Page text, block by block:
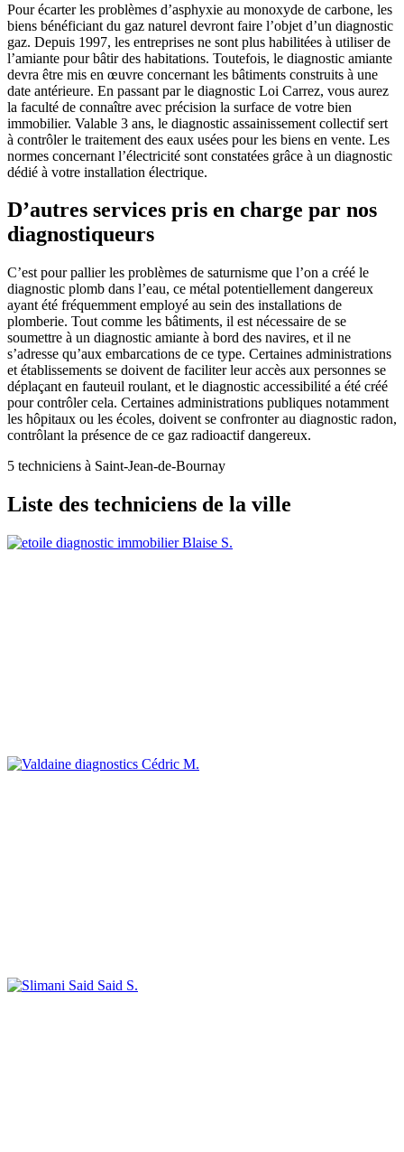
Pour écarter les problèmes d’asphyxie au monoxyde de carbone, les
biens bénéficiant du gaz naturel devront faire l’objet d’un diagnostic
gaz. Depuis 1997, les entreprises ne sont plus habilitées à utiliser de
l’amiante pour bâtir des habitations. Toutefois, le diagnostic amiante
devra être mis en œuvre concernant les bâtiments construits à une
date antérieure. En passant par le diagnostic Loi Carrez, vous aurez
la faculté de connaître avec précision la surface de votre bien
immobilier. Valable 3 ans, le diagnostic assainissement collectif sert
à contrôler le traitement des eaux usées pour les biens en vente. Les
normes concernant l’électricité sont constatées grâce à un diagnostic
dédié à votre installation électrique.
D’autres services pris en charge par nos
diagnostiqueurs
C’est pour pallier les problèmes de saturnisme que l’on a créé le
diagnostic plomb dans l’eau, ce métal potentiellement dangereux
ayant été fréquemment employé au sein des installations de
plomberie. Tout comme les bâtiments, il est nécessaire de se
soumettre à un diagnostic amiante à bord des navires, et il ne
s’adresse qu’aux embarcations de ce type. Certaines administrations
et établissements se doivent de faciliter leur accès aux personnes se
déplaçant en fauteuil roulant, et le diagnostic accessibilité a été créé
pour contrôler cela. Certaines administrations publiques notamment
les hôpitaux ou les écoles, doivent se confronter au diagnostic radon,
contrôlant la présence de ce gaz radioactif dangereux.
5 techniciens à Saint-Jean-de-Bournay
Liste des techniciens de la ville
Blaise S.
Cédric M.
Said S.